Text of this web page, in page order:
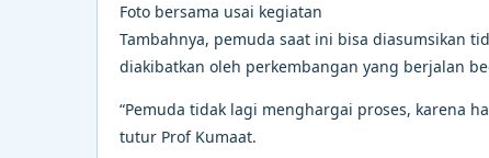
Foto bersama usai kegiatan
Tambahnya, pemuda saat ini bisa diasumsikan
diakibatkan oleh perkembangan yang berjalan
“Pemuda tidak lagi menghargai proses, karena
tutur Prof Kumaat.